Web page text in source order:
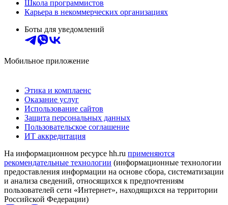
Школа программистов
Карьера в некоммерческих организациях
Боты для уведомлений
Мобильное приложение
Этика и комплаенс
Оказание услуг
Использование сайтов
Защита персональных данных
Пользовательское соглашение
ИТ аккредитация
На информационном ресурсе hh.ru применяются
рекомендательные технологии (информационные технологии
предоставления информации на основе сбора, систематизации
и анализа сведений, относящихся к предпочтениям
пользователей сети «Интернет», находящихся на территории
Российской Федерации)